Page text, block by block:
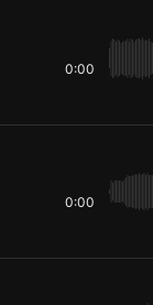
0:00
0:00